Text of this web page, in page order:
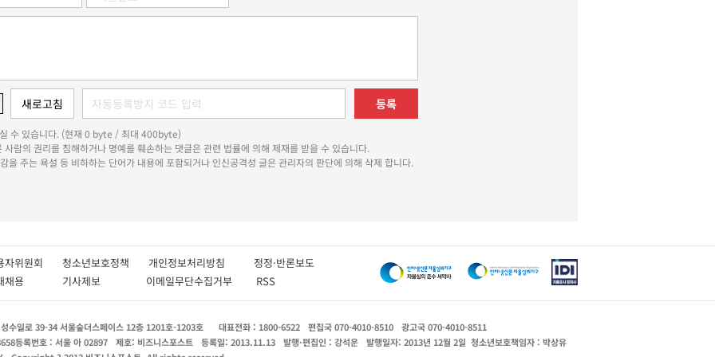
등록
수 있습니다. (현재 0 byte / 최대 400byte)
사람의 권리를 침해하거나 명예를 훼손하는 댓글은 관련 법률에 의해 제재를 받을 수 있습니다.
을 주는 욕설 등 비하하는 단어가 내용에 포함되거나 인신공격성 글은 관리자의 판단에 의해 삭제 합니다.
자위원회 청소년보호정책 개인정보처리방침 정정·반론보도
채용
기사제보 이메일무단수집거부 RSS
수일로 39-34 서울숲더스페이스 12층 1201호-1203호 대표전화 : 1800-6522 편집국 070-4010-8510
광고국 070-4010-8511
등록번호 : 서울 아 02897 제호: 비즈니스포스트 등록일: 2013.11.13 발행·편집인 : 강석운 발행일자: 2013년 12월 2일 청소년보호책임자 : 박상유